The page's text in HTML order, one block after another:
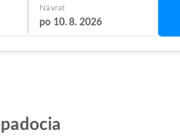
Návrat
po 10. 8. 2026